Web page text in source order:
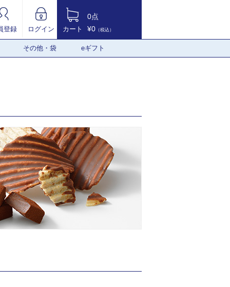
登録 ログイン カート
0点
¥0 （税込）
その他・袋 eギフト